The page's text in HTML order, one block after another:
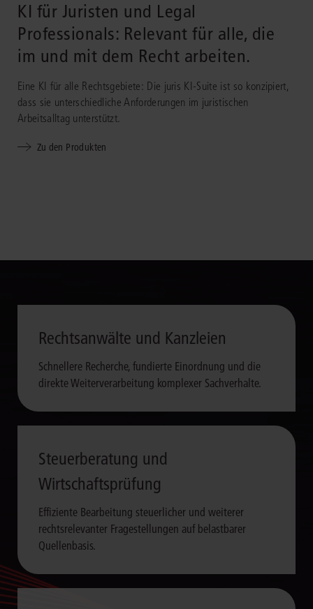
KI für Juristen und Legal
Professionals: Relevant für alle, die
im und mit dem Recht arbeiten.
Eine KI für alle Rechtsgebiete: Die juris KI-Suite ist so konzipiert,
dass sie unterschiedliche Anforderungen im juristischen
Arbeitsalltag unterstützt.
Zu den Produkten
Rechtsanwälte und Kanzleien
Schnellere Recherche, fundierte Einordnung und die
direkte Weiterverarbeitung komplexer Sachverhalte.
Steuerberatung und
Wirtschaftsprüfung
Effiziente Bearbeitung steuerlicher und weiterer
rechtsrelevanter Fragestellungen auf belastbarer
Quellenbasis.